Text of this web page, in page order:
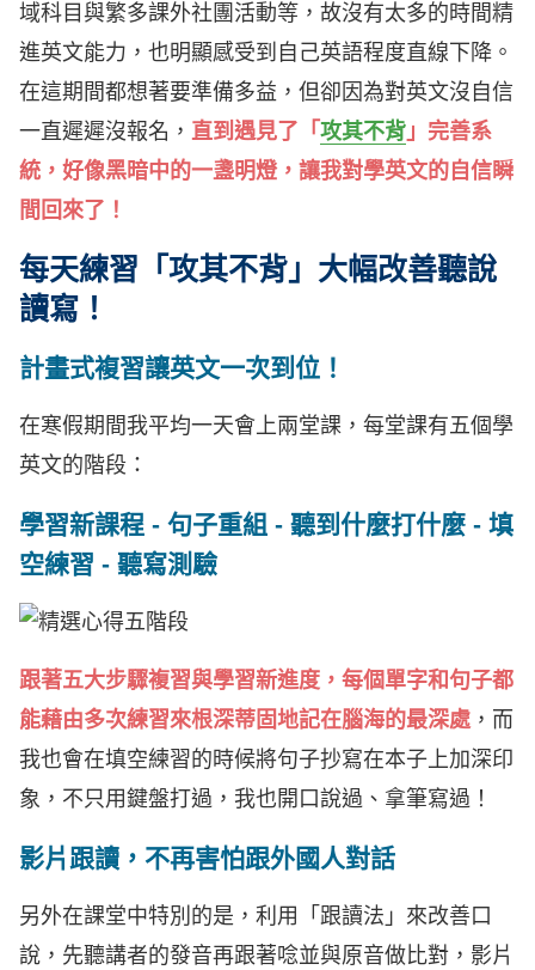
域科目與繁多課外社團活動等，故沒有太多的時間精
進英文能力，也明顯感受到自己英語程度直線下降。
在這期間都想著要準備多益，但卻因為對英文沒自信
一直遲遲沒報名， 直到遇見了「 攻其不背 」完善系
統，好像黑暗中的一盞明燈，讓我對學英文的自信瞬
間回來了！
每天練習「攻其不背」大幅改善聽說
讀寫！
計畫式複習讓英文一次到位！
在寒假期間我平均一天會上兩堂課，每堂課有五個學
英文的階段：
學習新課程 - 句子重組 - 聽到什麼打什麼 - 填
空練習 - 聽寫測驗
跟著五大步驟複習與學習新進度，每個單字和句子都
能藉由多次練習來根深蒂固地記在腦海的最深處，而
我也會在填空練習的時候將句子抄寫在本子上加深印
象，不只用鍵盤打過，我也開口說過、拿筆寫過！
影片跟讀，不再害怕跟外國人對話
另外在課堂中特別的是，利用「跟讀法」來改善口
說，先聽講者的發音再跟著唸並與原音做比對，影片